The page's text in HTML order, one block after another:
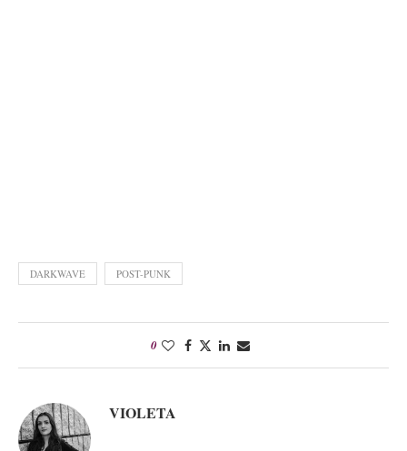
DARKWAVE POST-PUNK
0
VIOLETA